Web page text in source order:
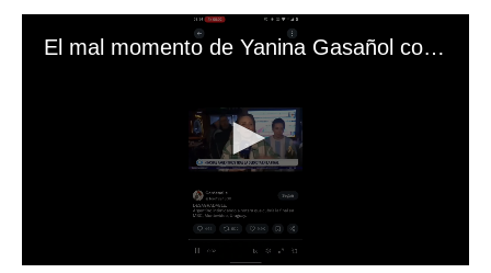
El mal momento de Yanina Gasañol con un hincha argentino en "Subrayado"